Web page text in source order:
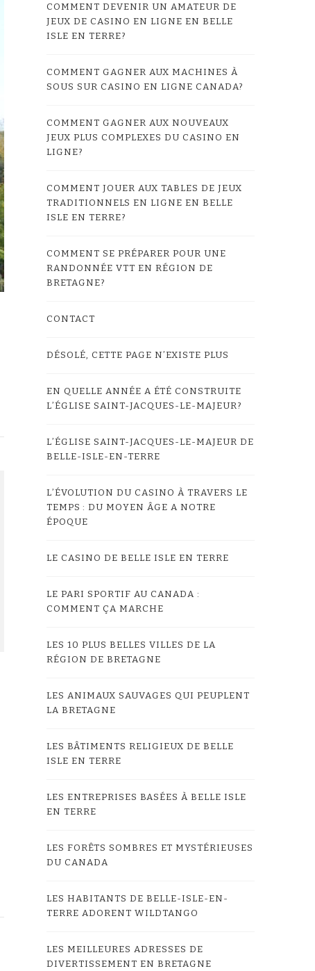
COMMENT DEVENIR UN AMATEUR DE
JEUX DE CASINO EN LIGNE EN BELLE
ISLE EN TERRE?
COMMENT GAGNER AUX MACHINES À
SOUS SUR CASINO EN LIGNE CANADA?
COMMENT GAGNER AUX NOUVEAUX
JEUX PLUS COMPLEXES DU CASINO EN
LIGNE?
COMMENT JOUER AUX TABLES DE JEUX
TRADITIONNELS EN LIGNE EN BELLE
ISLE EN TERRE?
COMMENT SE PRÉPARER POUR UNE
RANDONNÉE VTT EN RÉGION DE
BRETAGNE?
CONTACT
DÉSOLÉ, CETTE PAGE N’EXISTE PLUS
EN QUELLE ANNÉE A ÉTÉ CONSTRUITE
L’ÉGLISE SAINT-JACQUES-LE-MAJEUR?
L’ÉGLISE SAINT-JACQUES-LE-MAJEUR DE
BELLE-ISLE-EN-TERRE
L’ÉVOLUTION DU CASINO À TRAVERS LE
TEMPS : DU MOYEN ÂGE A NOTRE
ÉPOQUE
LE CASINO DE BELLE ISLE EN TERRE
LE PARI SPORTIF AU CANADA :
COMMENT ÇA MARCHE
LES 10 PLUS BELLES VILLES DE LA
RÉGION DE BRETAGNE
LES ANIMAUX SAUVAGES QUI PEUPLENT
LA BRETAGNE
LES BÂTIMENTS RELIGIEUX DE BELLE
ISLE EN TERRE
LES ENTREPRISES BASÉES À BELLE ISLE
EN TERRE
LES FORÊTS SOMBRES ET MYSTÉRIEUSES
DU CANADA
LES HABITANTS DE BELLE-ISLE-EN-
TERRE ADORENT WILDTANGO
LES MEILLEURES ADRESSES DE
DIVERTISSEMENT EN BRETAGNE